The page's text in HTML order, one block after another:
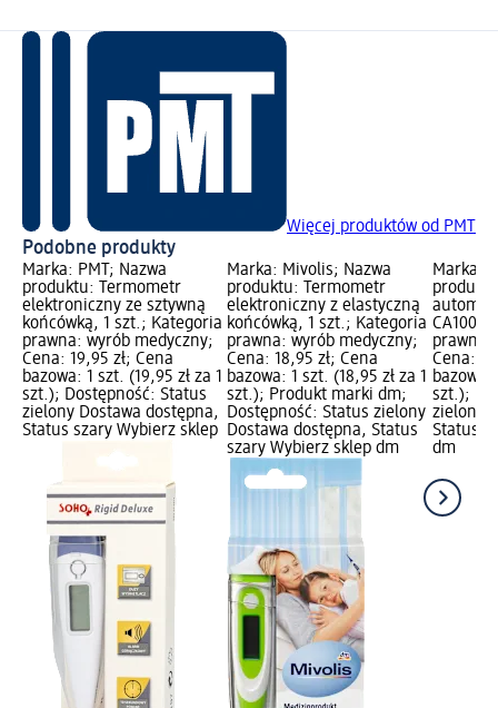
Więcej produktów od PMT
Podobne produkty
Marka: PMT; Nazwa
produktu: Termometr
elektroniczny ze sztywną
końcówką, 1 szt.; Kategoria
prawna: wyrób medyczny;
Cena: 19,95 zł; Cena
bazowa: 1 szt. (19,95 zł za 1
szt.); Dostępność: Status
zielony Dostawa dostępna,
Status szary Wybierz sklep
Marka: Mivolis; Nazwa
produktu: Termometr
elektroniczny z elastyczną
końcówką, 1 szt.; Kategoria
prawna: wyrób medyczny;
Cena: 18,95 zł; Cena
bazowa: 1 szt. (18,95 zł za 1
szt.); Produkt marki dm;
Dostępność: Status zielony
Dostawa dostępna, Status
szary Wybierz sklep dm
Marka:
CA100,
prawna:
Cena:
bazowa:
szt.);
zielony
Status
dm